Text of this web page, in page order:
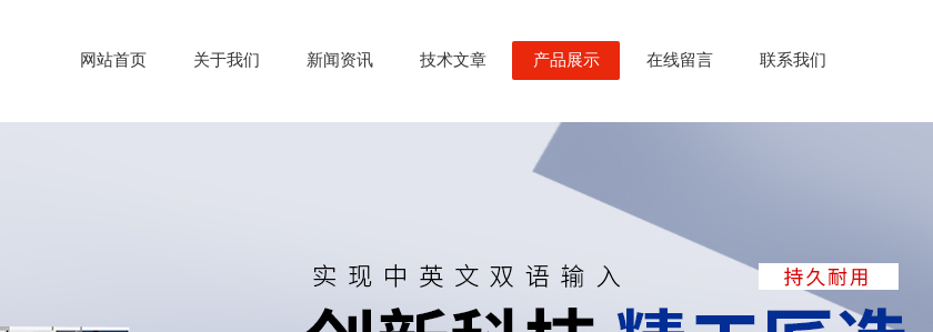
网站首页 关于我们 新闻资讯 技术文章 产品展示 在线留言 联系我们